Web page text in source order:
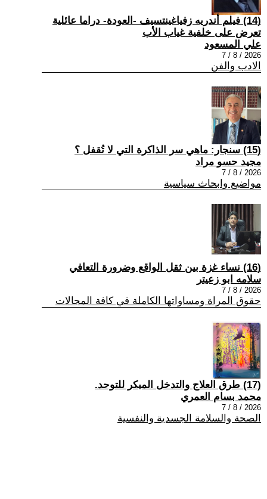
(14) فيلم أندريه زفياغينتسيف -العودة- دراما عائلية
تعرض على خلفية غياب الأب
علي المسعود
2026 / 8 / 7
الادب والفن
(15) سنجار: ماهي سر الذاكرة التي لا تُقفل ؟
مجيد حسو مراد
2026 / 8 / 7
مواضيع وابحاث سياسية
(16) نساء غزة بين ثقل الواقع وضرورة التعافي
سلامه ابو زعيتر
2026 / 8 / 7
حقوق المراة ومساواتها الكاملة في كافة المجالات
(17) طرق العلاج والتدخل المبكر للتوحد.
محمد بسام العمري
2026 / 8 / 7
الصحة والسلامة الجسدية والنفسية